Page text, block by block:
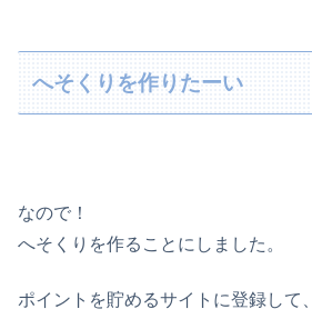
へそくりを作りたーい
なので！
へそくりを作ることにしました。
ポイントを貯めるサイトに登録して、